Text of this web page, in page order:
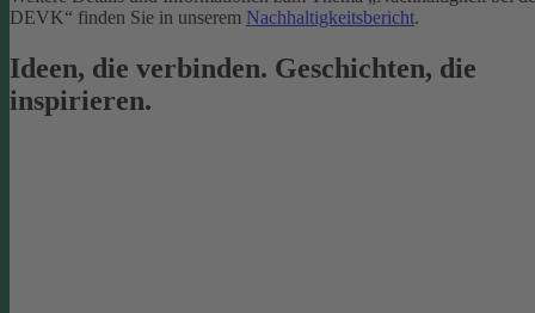
DEVK“ finden Sie in unserem Nachhaltigkeitsbericht.
Ideen, die verbinden. Geschichten, die
inspirieren.